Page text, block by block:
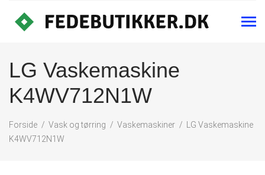
LG Vaskemaskine
K4WV712N1W
Forside Vask og tørring Vaskemaskiner
LG Vaskemaskine
K4WV712N1W